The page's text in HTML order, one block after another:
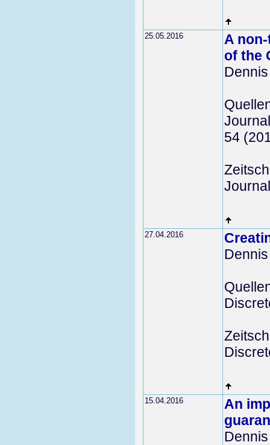
25.05.2016
A
of the
54
27.04.2016
15.04.2016
An